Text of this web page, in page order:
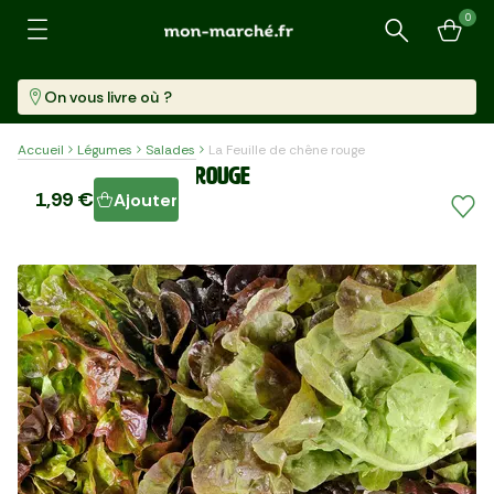
Recherche
0
On vous livre où ?
Accueil Légumes Salades La Feuille de chêne rouge
La Feuille de chêne rouge
1,99 € Ajouter